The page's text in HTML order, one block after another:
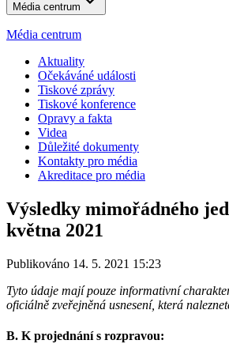
Média centrum
Média centrum
Aktuality
Očekáváné události
Tiskové zprávy
Tiskové konference
Opravy a fakta
Videa
Důležité dokumenty
Kontakty pro média
Akreditace pro média
Výsledky mimořádného
května 2021
Publikováno 14. 5. 2021 15:23
Tyto údaje mají pouze informativní
oficiálně zveřejněná usnesení, která
B. K projednání s rozpravou: